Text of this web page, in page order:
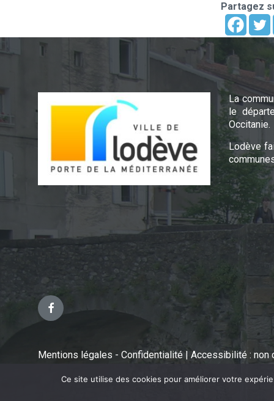
Partagez
La
le
Occitanie.
Lodève
Facebook
Mentions légales - Confidentialité | Accessibilité : non
Ce site utilise des cookies pour améliorer votre